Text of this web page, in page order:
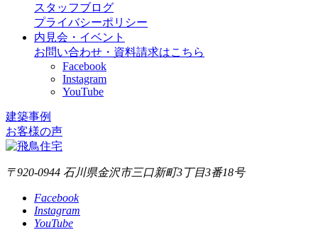
スタッフブログ
プライバシーポリシー
内見会・イベント
お問い合わせ・資料請求はこちら
Facebook
Instagram
YouTube
建築事例
お客様の声
〒920-0944 石川県金沢市三口新町3丁目3番18号
Facebook
Instagram
YouTube